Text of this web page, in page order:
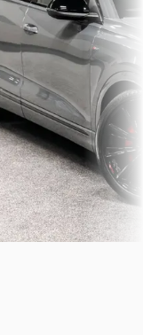
2.809/mnd
markt
· 50 km · Hybride ·
· Purmerend
aanbieding →